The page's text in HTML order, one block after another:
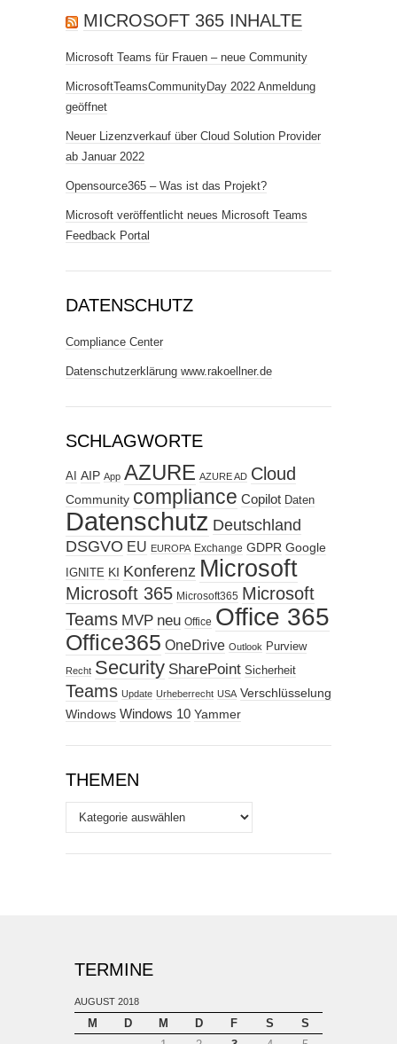
MICROSOFT 365 INHALTE
Microsoft Teams für Frauen – neue Community
MicrosoftTeamsCommunityDay 2022 Anmeldung
geöffnet
Neuer Lizenzverkauf über Cloud Solution Provider
ab Januar 2022
Opensource365 – Was ist das Projekt?
Microsoft veröffentlicht neues Microsoft Teams
Feedback Portal
DATENSCHUTZ
Compliance Center
Datenschutzerklärung www.rakoellner.de
SCHLAGWORTE
AI AIP App AZURE AZURE AD Cloud
Community compliance Copilot Daten
Datenschutz Deutschland
DSGVO EU EUROPA Exchange GDPR Google
IGNITE KI Konferenz Microsoft
Microsoft 365 Microsoft365 Microsoft
Teams MVP neu Office Office 365
Office365 OneDrive Outlook Purview
Recht Security SharePoint Sicherheit
Teams Update Urheberrecht USA Verschlüsselung
Windows Windows 10 Yammer
THEMEN
Themen
TERMINE
AUGUST 2018
M D M D F S
S